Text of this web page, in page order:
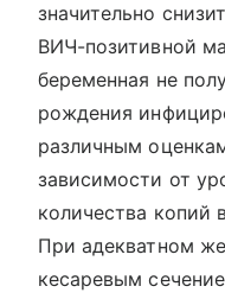
значительно
ВИЧ-позитивной
беременная не
рождения
различным
зависимости от
количества копий
При адекватном
кесаревым